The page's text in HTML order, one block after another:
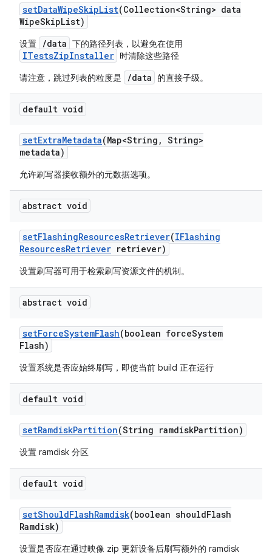
setDataWipeSkipList(Collection<String> data
WipeSkipList)
设置 /data 下的路径列表，以避免在使用
ITestsZipInstaller 时清除这些路径
请注意，跳过列表的粒度是
/data 的直接子级。
default void
setExtraMetadata(Map<String , String>
metadata)
允许刷写器接收额外的元数据选项。
abstract void
setFlashingResourcesRetriever(IFlashing
ResourcesRetriever retriever)
设置刷写器可用于检索刷写资源文件的机制。
abstract void
setForceSystemFlash(boolean forceSystem
Flash)
设置系统是否应始终刷写，即使当前 build 正在运行
default void
setRamdiskPartition(String ramdiskPartition)
设置 ramdisk 分区
default void
setShouldFlashRamdisk(boolean shouldFlash
Ramdisk)
设置是否应在通过映像 zip 更新设备后刷写额外的 ramdisk